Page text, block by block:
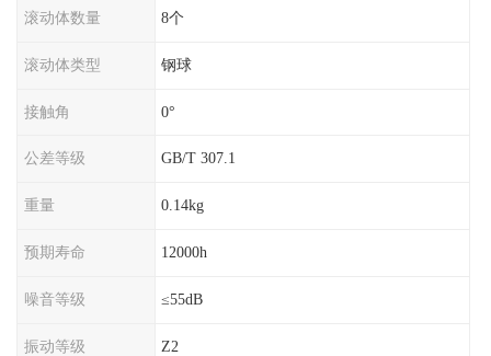
滚动体数量 8个
滚动体类型 钢球
接触角 0°
公差等级 GB/T 307.1
重量 0.14kg
预期寿命 12000h
噪音等级 ≤55dB
振动等级 Z2